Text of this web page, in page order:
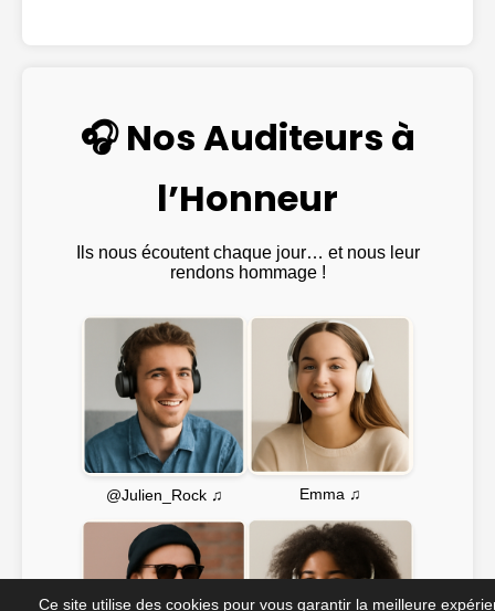
🎧 Nos Auditeurs à
l’Honneur
Ils nous écoutent chaque jour… et nous leur
rendons hommage !
@Julien_Rock ♫ Emma ♫
Ce site utilise des cookies pour vous garantir la meilleure